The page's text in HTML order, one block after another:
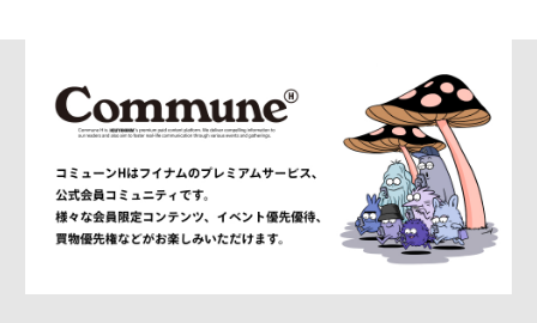
and wander
ANN DEMEULEMEESTER
anrealage homme
Antwort